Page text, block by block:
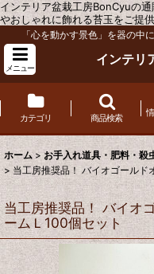
インテリア盆栽工房BonCyuの
やおしゃれに飾れる苔玉をご提
「心を動かす景色」を器の中
メニュー
インテリ
カテゴリ 商品検索
ホーム > お手入れ道具・肥料・殺
> 当工房推奨品！ バイオゴール
当工房推奨品！ バイオ
ームＬ100個セット